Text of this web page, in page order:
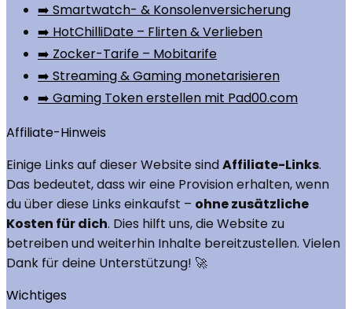
➡️ Smartwatch- & Konsolenversicherung
➡️ HotChilliDate – Flirten & Verlieben
➡️ Zocker-Tarife – Mobitarife
➡️ Streaming & Gaming monetarisieren
➡️ Gaming Token erstellen mit Pad00.com
Affiliate-Hinweis
Einige Links auf dieser Website sindAffiliate-Links.
Das bedeutet, dass wir eine Provision erhalten, wenn
du über diese Links einkaufst – ohne zusätzliche
Kosten für dich. Dies hilft uns, die Website zu
betreiben und weiterhin Inhalte bereitzustellen. Vielen
Dank für deine Unterstützung! 🚀
Wichtiges